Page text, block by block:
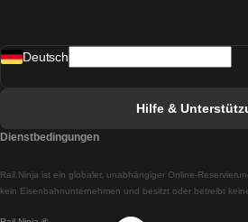
Züge von Lissabon nach
Rail.Ninja ist ein globaler, unabhängiger Online-
kein Eisenbahnunternehmen und besitzt oder betreibt
Deutsch
Hilfe &
Dienstbedingungen